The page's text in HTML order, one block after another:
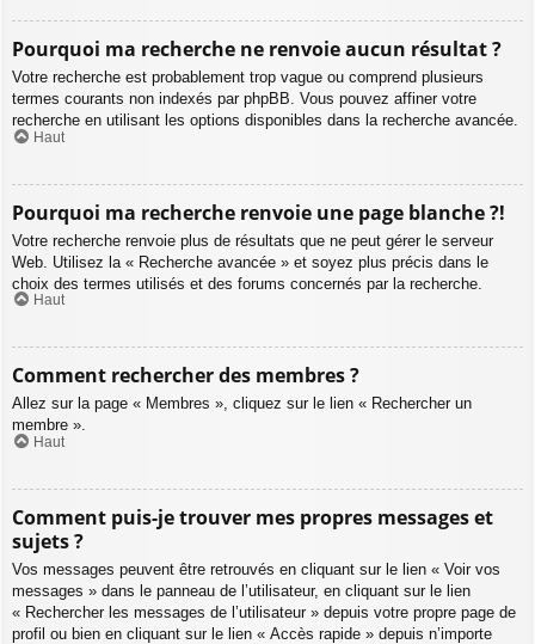
Pourquoi ma recherche ne renvoie aucun résultat ?
Votre recherche est probablement trop vague ou comprend plusieurs
termes courants non indexés par phpBB. Vous pouvez affiner votre
recherche en utilisant les options disponibles dans la recherche avancée.
Haut
Pourquoi ma recherche renvoie une page blanche ?!
Votre recherche renvoie plus de résultats que ne peut gérer le serveur
Web. Utilisez la « Recherche avancée » et soyez plus précis dans le
choix des termes utilisés et des forums concernés par la recherche.
Haut
Comment rechercher des membres ?
Allez sur la page « Membres », cliquez sur le lien « Rechercher un
membre ».
Haut
Comment puis-je trouver mes propres messages et
sujets ?
Vos messages peuvent être retrouvés en cliquant sur le lien « Voir vos
messages » dans le panneau de l’utilisateur, en cliquant sur le lien
« Rechercher les messages de l’utilisateur » depuis votre propre page de
profil ou bien en cliquant sur le lien « Accès rapide » depuis n’importe